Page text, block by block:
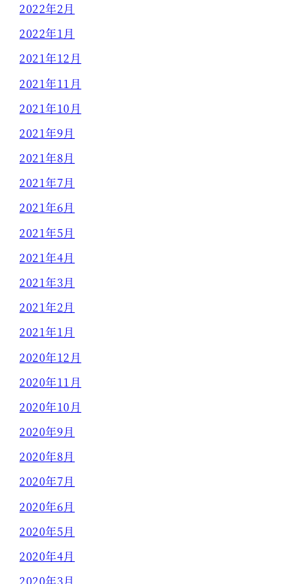
2022年2月
2022年1月
2021年12月
2021年11月
2021年10月
2021年9月
2021年8月
2021年7月
2021年6月
2021年5月
2021年4月
2021年3月
2021年2月
2021年1月
2020年12月
2020年11月
2020年10月
2020年9月
2020年8月
2020年7月
2020年6月
2020年5月
2020年4月